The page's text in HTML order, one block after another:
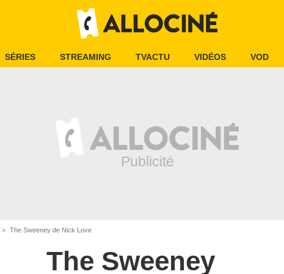
SÉRIES STREAMING TVACTU VIDÉOS VOD
The Sweeney de Nick Love
The Sweeney